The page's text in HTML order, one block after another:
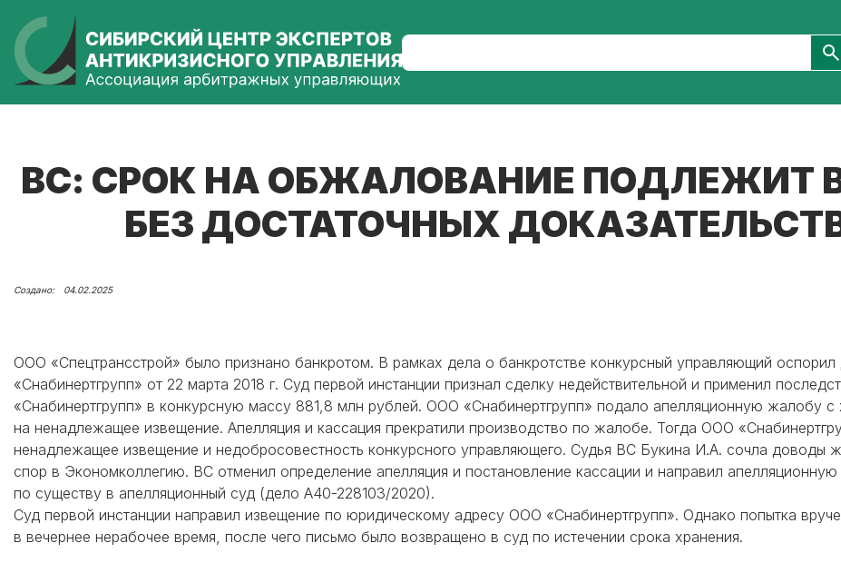
ВС: СРОК НА ОБЖАЛОВАНИЕ ПОДЛЕЖИТ
БЕЗ ДОСТАТОЧНЫХ
04.02.2025
ООО «Спецтрансстрой» было признано банкротом. В рамках дела о банкротстве конкурсный управляющий
«Снабинертгрупп» от 22 марта 2018 г. Суд первой инстанции признал сделку недействительной и применил
«Снабинертгрупп» в конкурсную массу 881,8 млн рублей. ООО «Снабинертгрупп» подало апелляционную жалобу с
на ненадлежащее извещение. Апелляция и кассация прекратили производство по жалобе. Тогда ООО
ненадлежащее извещение и недобросовестность конкурсного управляющего. Судья ВС Букина И.А. сочла
спор в Экономколлегию. ВС отменил определение апелляция и постановление кассации и направил
по существу в апелляционный суд (дело А40-228103/2020).
Суд первой инстанции направил извещение по юридическому адресу ООО «Снабинертгрупп». Однако попытка
в вечернее нерабочее время, после чего письмо было возвращено в суд по истечении срока хранения.